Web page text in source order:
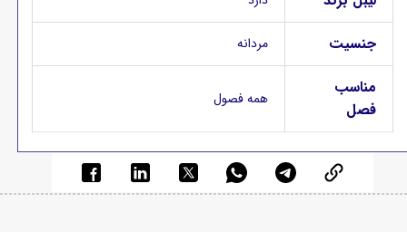
جنسیت مردانه
مناسب
فصل
همه فصول